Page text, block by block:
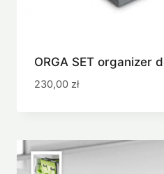
ORGA SET organizer
230,00 zł